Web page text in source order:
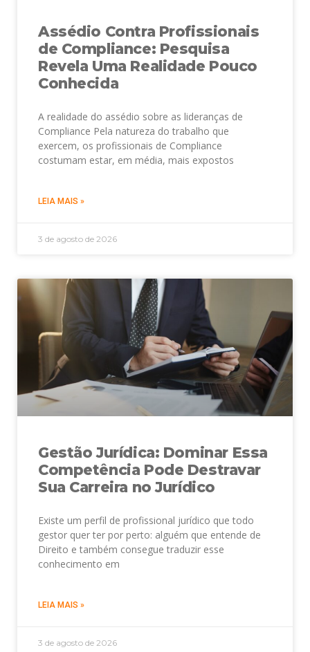
Assédio Contra Profissionais
de Compliance: Pesquisa
Revela Uma Realidade Pouco
Conhecida
A realidade do assédio sobre as lideranças de
Compliance Pela natureza do trabalho que
exercem, os profissionais de Compliance
costumam estar, em média, mais expostos
LEIA MAIS »
3 de agosto de 2026
Gestão Jurídica: Dominar Essa
Competência Pode Destravar
Sua Carreira no Jurídico
Existe um perfil de profissional jurídico que todo
gestor quer ter por perto: alguém que entende de
Direito e também consegue traduzir esse
conhecimento em
LEIA MAIS »
3 de agosto de 2026